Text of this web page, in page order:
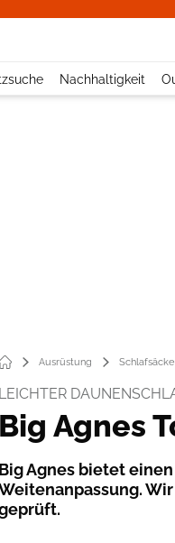
Nachhaltigkeit
Ausrüstung Schlafsäcke
LEICHTER
Big Agnes
Big Agnes bietet